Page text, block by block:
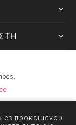
προκειμένου